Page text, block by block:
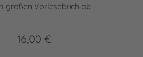
großen Vorlesebuch ab
16,00 €